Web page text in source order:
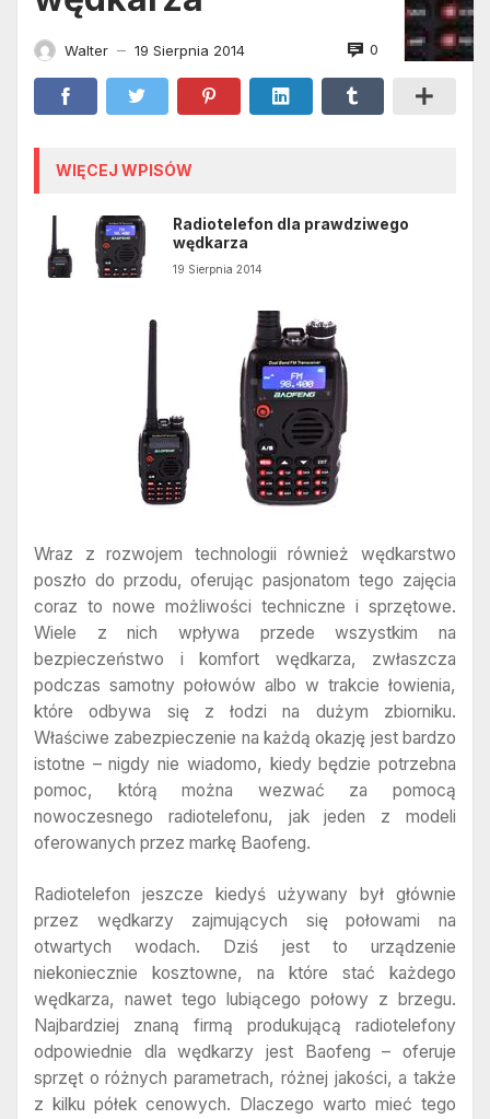
Walter — 19 Sierpnia 2014 0
WIĘCEJ WPISÓW
Radiotelefon dla prawdziwego
wędkarza
19 Sierpnia 2014
Wraz z rozwojem technologii również wędkarstwo
poszło do przodu, oferując pasjonatom tego zajęcia
coraz to nowe możliwości techniczne i sprzętowe.
Wiele z nich wpływa przede wszystkim na
bezpieczeństwo i komfort wędkarza, zwłaszcza
podczas samotny połowów albo w trakcie łowienia,
które odbywa się z łodzi na dużym zbiorniku.
Właściwe zabezpieczenie na każdą okazję jest bardzo
istotne – nigdy nie wiadomo, kiedy będzie potrzebna
pomoc, którą można wezwać za pomocą
nowoczesnego radiotelefonu, jak jeden z modeli
oferowanych przez markę Baofeng.
Radiotelefon jeszcze kiedyś używany był głównie
przez wędkarzy zajmujących się połowami na
otwartych wodach. Dziś jest to urządzenie
niekoniecznie kosztowne, na które stać każdego
wędkarza, nawet tego lubiącego połowy z brzegu.
Najbardziej znaną firmą produkującą radiotelefony
odpowiednie dla wędkarzy jest Baofeng – oferuje
sprzęt o różnych parametrach, różnej jakości, a także
z kilku półek cenowych. Dlaczego warto mieć tego